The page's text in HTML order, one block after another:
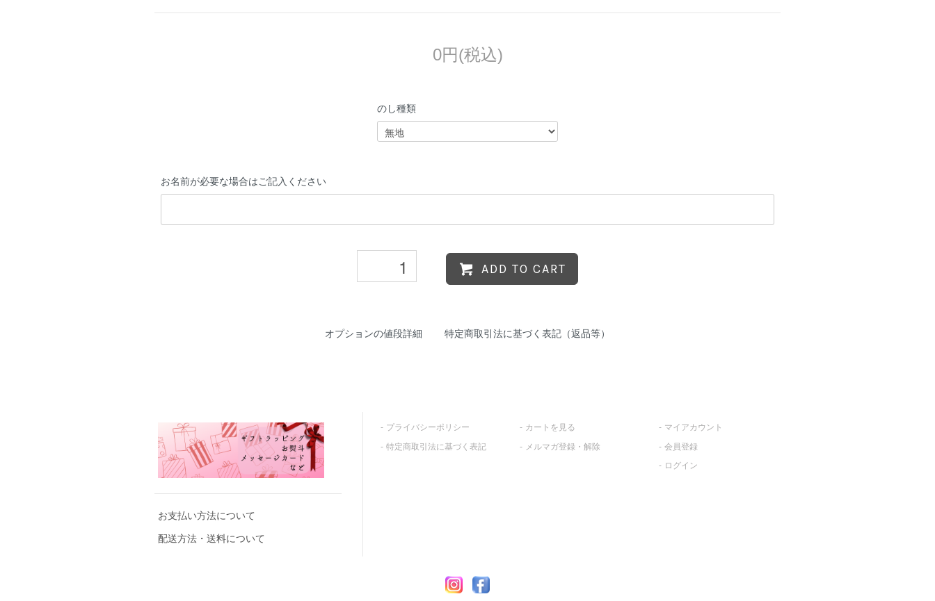
0円(税込)
のし種類
お名前が必要な場合はご記入ください
ADD TO CART
オプションの値段詳細 特定商取引法に基づく表記（返品等）
お支払い方法について
配送方法・送料について
プライバシーポリシー
特定商取引法に基づく表記
カートを見る
メルマガ登録・解除
マイアカウント
会員登録
ログイン